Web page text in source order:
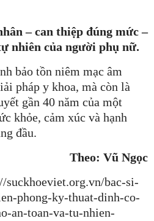
– can thiệp đúng mức –
nhiên của người phụ nữ.
bảo tồn niêm mạc âm
pháp y khoa, mà còn là
gần 40 năm của một
khỏe, cảm xúc và hạnh
đầu.
Theo: Vũ Ngọc
suckhoeviet.org.vn/bac-si-
phong-ky-thuat-dinh-co-
an-toan-va-tu-nhien-